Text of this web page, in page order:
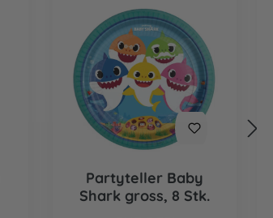
Partyteller Baby
Shark gross, 8 Stk.